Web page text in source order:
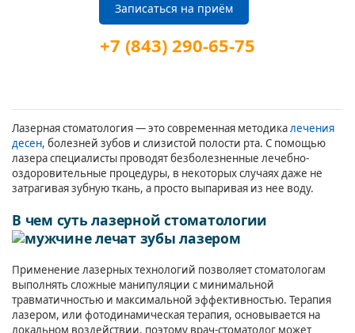
Записаться на приём
+7 (843) 290-65-75
Лазерная стоматология — это современная методикалечения
десен, болезней зубов и слизистой полости рта. С помощью
лазера специалисты проводят безболезненные лечебно-
оздоровительные процедуры, в некоторых случаях даже не
затрагивая зубную ткань, а просто выпаривая из нее воду.
В чем суть лазерной стоматологии
Применение лазерных технологий позволяет стоматологам
выполнять сложные манипуляции с минимальной
травматичностью и максимальной эффективностью. Терапия
лазером, или фотодинамическая терапия, основывается на
локальном воздействии, поэтому врач-стоматолог может